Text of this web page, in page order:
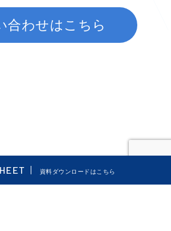
資料ダウンロードはこちら
合わせはこちら